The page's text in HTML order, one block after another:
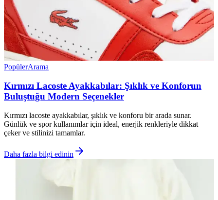
PopülerArama
Kırmızı Lacoste Ayakkabılar: Şıklık ve Konforun
Buluştuğu Modern Seçenekler
Kırmızı lacoste ayakkabılar, şıklık ve konforu bir arada sunar.
Günlük ve spor kullanımlar için ideal, enerjik renkleriyle dikkat
çeker ve stilinizi tamamlar.
Daha fazla bilgi edinin